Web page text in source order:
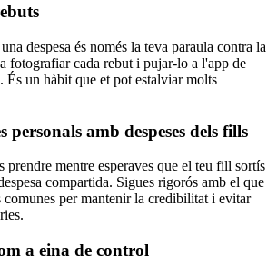
despesa és només la teva paraula contra la
fotografiar cada rebut i pujar-lo a l'app de
És un hàbit que et pot estalviar molts
personals amb despeses dels fills
prendre mentre esperaves que el teu fill sortís
compartida. Sigues rigorós amb el que
comunes per mantenir la credibilitat i evitar
a eina de control